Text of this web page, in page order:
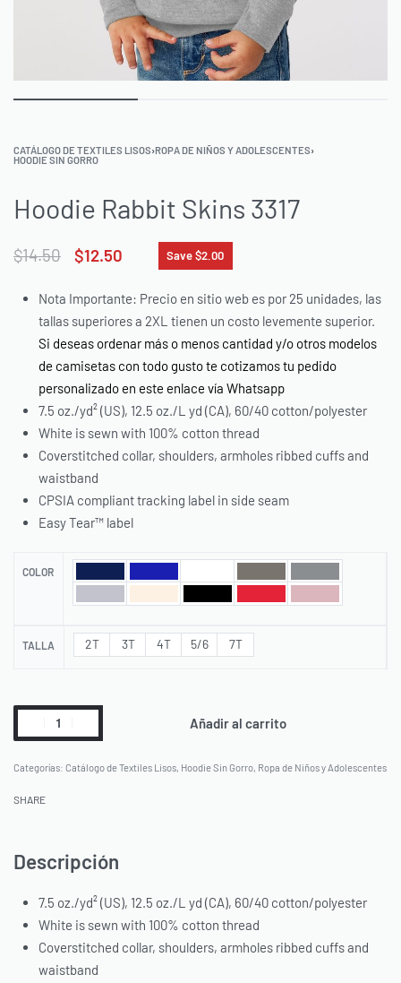
CATÁLOGO DE TEXTILES LISOS›ROPA DE NIÑOS Y ADOLESCENTES›
HOODIE SIN GORRO
Hoodie Rabbit Skins 3317
$14.50 $12.50 Save $2.00
Nota Importante: Precio en sitio web es por 25 unidades, las
tallas superiores a 2XL tienen un costo levemente superior.
Si deseas ordenar más o menos cantidad y/o otros modelos
de camisetas con todo gusto te cotizamos tu pedido
personalizado en este enlace vía Whatsapp
7.5 oz./yd² (US), 12.5 oz./L yd (CA), 60/40 cotton/polyester
White is sewn with 100% cotton thread
Coverstitched collar, shoulders, armholes ribbed cuffs and
waistband
CPSIA compliant tracking label in side seam
Easy Tear™ label
COLOR
TALLA 2T 3T 4T 5/6 7T
Añadir al carrito
Categorías: Catálogo de Textiles Lisos, Hoodie Sin Gorro, Ropa de Niños y Adolescentes
SHARE
Descripción
7.5 oz./yd² (US), 12.5 oz./L yd (CA), 60/40 cotton/polyester
White is sewn with 100% cotton thread
Coverstitched collar, shoulders, armholes ribbed cuffs and
waistband